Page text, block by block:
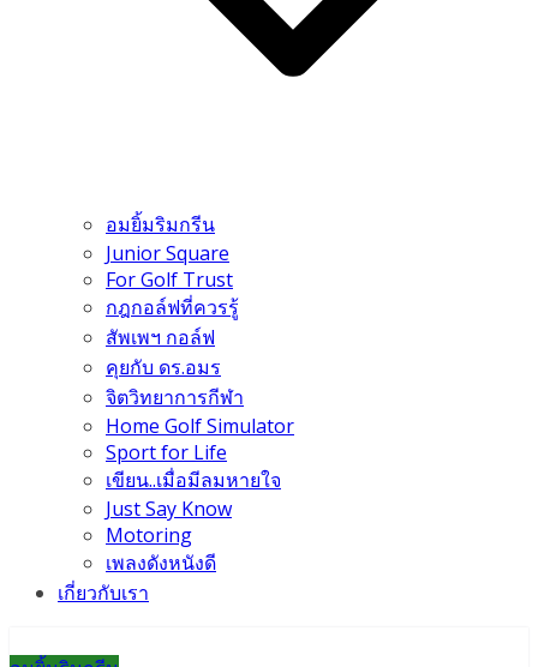
อมยิ้มริมกรีน
Junior Square
For Golf Trust
กฎกอล์ฟที่ควรรู้
สัพเพฯ กอล์ฟ
คุยกับ ดร.อมร
จิตวิทยาการกีฬา
Home Golf Simulator
Sport for Life
เขียน..เมื่อมีลมหายใจ
Just Say Know
Motoring
เพลงดังหนังดี
เกี่ยวกับเรา